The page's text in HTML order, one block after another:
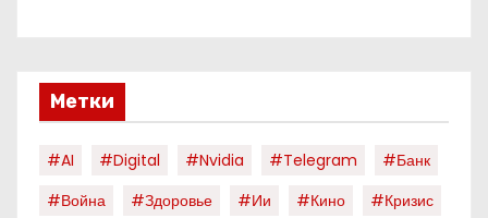
Метки
#AI #digital #nvidia #telegram
#банк
#война
#здоровье #ии #кино
#кризис